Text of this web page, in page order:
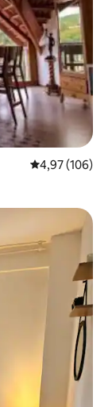
4,97 de uma
4,97 (106)